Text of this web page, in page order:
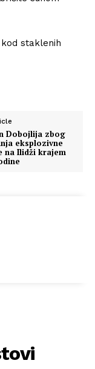
staklenih
Dobojlija zbog
eksplozivne
na Ilidži krajem